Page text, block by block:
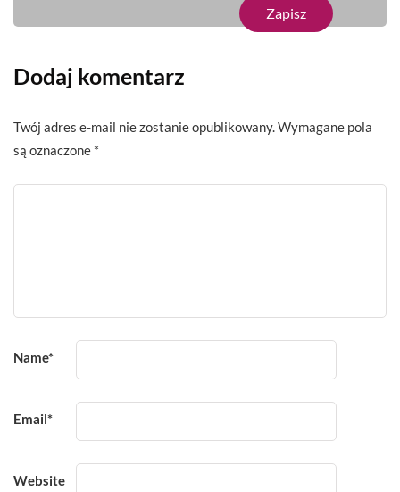
Dodaj komentarz
Twój adres e-mail nie zostanie opublikowany. Wymagane pola
są oznaczone *
Name*
Email*
Website